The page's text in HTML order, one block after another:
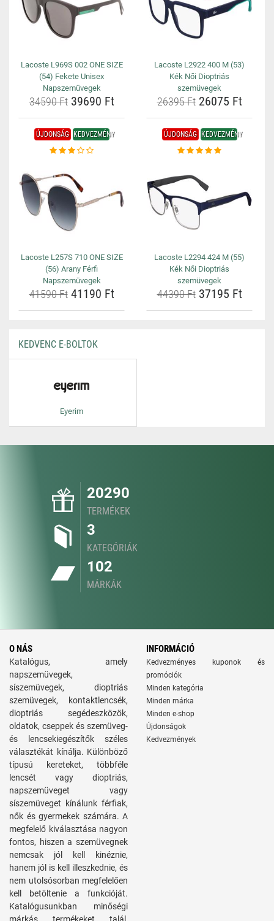
Lacoste L969S 002 ONE SIZE
(54) Fekete Unisex
Napszemüvegek
34590 Ft39690 Ft
Lacoste L2922 400 M (53)
Kék Női Dioptriás
szemüvegek
26395 Ft26075 Ft
ÚJDONSÁG KEDVEZMÉNY
Lacoste L257S 710 ONE SIZE
(56) Arany Férfi
Napszemüvegek
41590 Ft41190 Ft
ÚJDONSÁG KEDVEZMÉNY
Lacoste L2294 424 M (55)
Kék Női Dioptriás
szemüvegek
44390 Ft37195 Ft
KEDVENC E-BOLTOK
Eyerim
20290
TERMÉKEK
3
KATEGÓRIÁK
102
MÁRKÁK
O NÁS
Katalógus, amely
napszemüvegek,
síszemüvegek, dioptriás
szemüvegek, kontaktlencsék,
dioptriás segédeszközök,
oldatok, cseppek és szemüveg-
és lencsekiegészítők széles
választékát kínálja. Különböző
típusú kereteket, többféle
lencsét vagy dioptriás,
napszemüveget vagy
síszemüveget kínálunk férfiak,
nők és gyermekek számára. A
megfelelő kiválasztása nagyon
fontos, hiszen a szemüvegnek
nemcsak jól kell kinéznie,
hanem jól is kell illeszkednie, és
nem utolsósorban megfelelően
kell betöltenie a funkcióját.
Katalógusunkban minőségi
INFORMÁCIÓ
Kedvezményes kuponok és
promóciók
Minden kategória
Minden márka
Minden e-shop
Újdonságok
Kedvezmények